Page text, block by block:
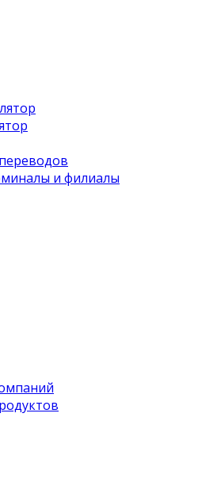
и филиалы